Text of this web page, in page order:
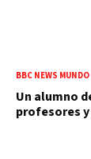
BBC NEWS MUNDO
Un alumno
profesores